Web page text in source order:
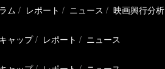
ム レポート ニュース 映画興行分析
ャップ レポート ニュース